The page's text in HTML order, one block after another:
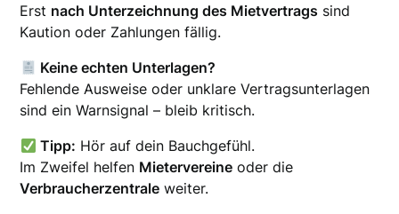
Erst nach Unterzeichnung des Mietvertrags sind
Kaution oder Zahlungen fällig.
Keine echten Unterlagen?
Fehlende Ausweise oder unklare Vertragsunterlagen
sind ein Warnsignal – bleib kritisch.
Tipp: Hör auf dein Bauchgefühl.
Im Zweifel helfen Mietervereine oder die
Verbraucherzentrale weiter.